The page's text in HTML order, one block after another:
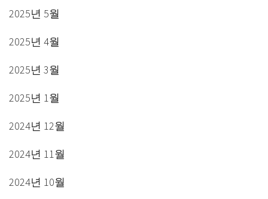
2025년 5월
2025년 4월
2025년 3월
2025년 1월
2024년 12월
2024년 11월
2024년 10월